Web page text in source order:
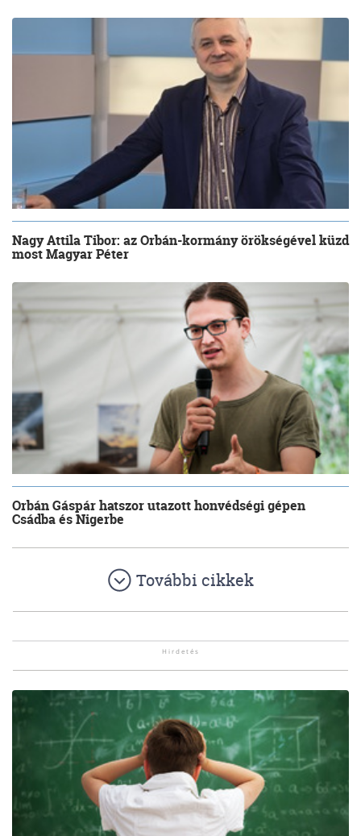
Nagy Attila Tibor: az Orbán-kormány örökségével küzd
most Magyar Péter
Orbán Gáspár hatszor utazott honvédségi gépen
Csádba és Nigerbe
További cikkek